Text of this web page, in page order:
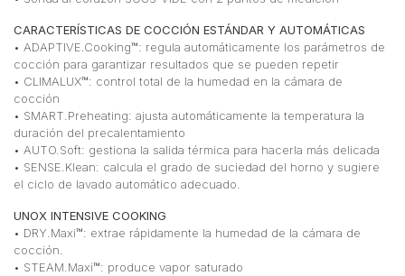
CARACTERÍSTICAS DE COCCIÓN ESTÁNDAR Y AUTOMÁTICAS
• ADAPTIVE.Cooking™: regula automáticamente los parámetros de
cocción para garantizar resultados que se pueden repetir
• CLIMALUX™: control total de la humedad en la cámara de
cocción
• SMART.Preheating: ajusta automáticamente la temperatura la
duración del precalentamiento
• AUTO.Soft: gestiona la salida térmica para hacerla más delicada
• SENSE.Klean: calcula el grado de suciedad del horno y sugiere
el ciclo de lavado automático adecuado.
UNOX INTENSIVE COOKING
• DRY.Maxi™: extrae rápidamente la humedad de la cámara de
cocción.
• STEAM.Maxi™: produce vapor saturado